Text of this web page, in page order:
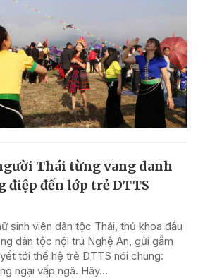
Thái từng vang danh
điệp đến lớp trẻ DTTS
sinh viên dân tộc Thái, thủ khoa đầu
dân tộc nội trú Nghệ An, gửi gắm
tới thế hệ trẻ DTTS nói chung:
ngại vấp ngã. Hãy...